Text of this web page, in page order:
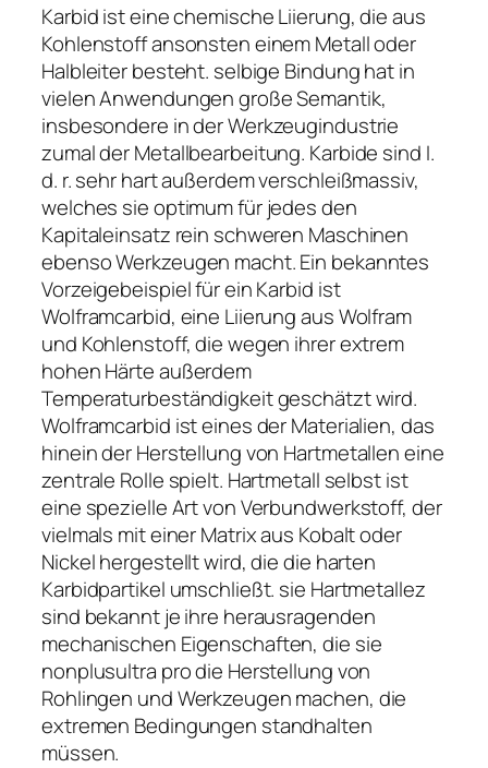
Karbid ist eine chemische Liierung, die aus
Kohlenstoff ansonsten einem Metall oder
Halbleiter besteht. selbige Bindung hat in
vielen Anwendungen große Semantik,
insbesondere in der Werkzeugindustrie
zumal der Metallbearbeitung. Karbide sind I.
d. r. sehr hart außerdem verschleißmassiv,
welches sie optimum für jedes den
Kapitaleinsatz rein schweren Maschinen
ebenso Werkzeugen macht. Ein bekanntes
Vorzeigebeispiel für ein Karbid ist
Wolframcarbid, eine Liierung aus Wolfram
und Kohlenstoff, die wegen ihrer extrem
hohen Härte außerdem
Temperaturbeständigkeit geschätzt wird.
Wolframcarbid ist eines der Materialien, das
hinein der Herstellung von Hartmetallen eine
zentrale Rolle spielt. Hartmetall selbst ist
eine spezielle Art von Verbundwerkstoff, der
vielmals mit einer Matrix aus Kobalt oder
Nickel hergestellt wird, die die harten
Karbidpartikel umschließt. sie Hartmetallez
sind bekannt je ihre herausragenden
mechanischen Eigenschaften, die sie
nonplusultra pro die Herstellung von
Rohlingen und Werkzeugen machen, die
extremen Bedingungen standhalten
müssen.